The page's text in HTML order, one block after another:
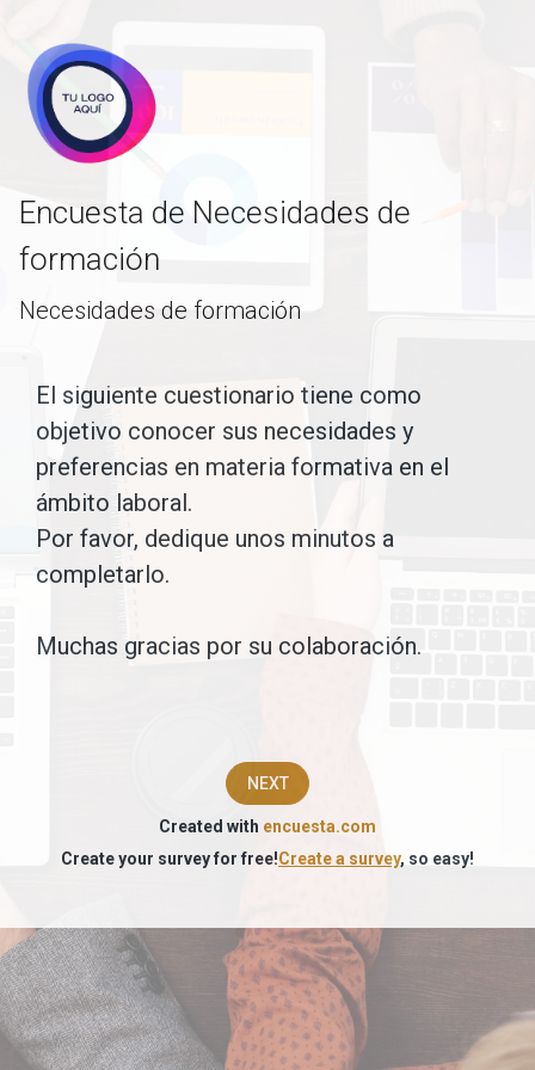
Encuesta de Necesidades de
formación
Necesidades de formación
El
siguiente
cuestionario
tiene
como
conocer
preferencias
en
formativa
en
el
El siguiente cuestionario tiene como
objetivo conocer sus necesidades y
preferencias en materia formativa en el
ámbito laboral.
Por favor, dedique unos minutos a
completarlo.
Muchas gracias por su colaboración.
NEXT
Created with encuesta.com
Create your survey for free!Create a survey, so easy!